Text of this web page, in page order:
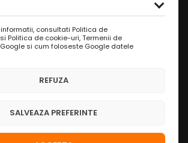
/LinkedIn
in Autoservice
consultati Politica de
Politica de cookie-uri,Termenii de
si cum foloseste Google datele
REFUZA
SALVEAZA PREFERINTE